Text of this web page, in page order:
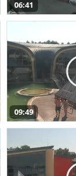
06:41
09:49